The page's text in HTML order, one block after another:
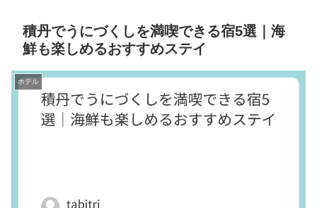
積丹でうにづくしを満喫できる宿5選｜海
鮮も楽しめるおすすめステイ
ホテル